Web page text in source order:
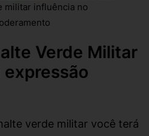
militar influência no
Verde Militar
verde militar você terá